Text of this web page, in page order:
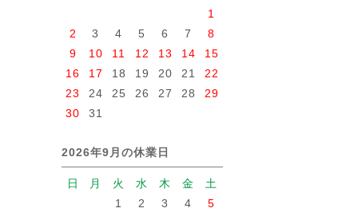
1
2
3 4 5 6 7
8
9
10 11 12 13 14
15
16
17 18 19 20 21
22
23
24 25 26 27 28
29
30
31
2026年9月の休業日
日 月 火 水 木 金
土
1
2 3 4
5